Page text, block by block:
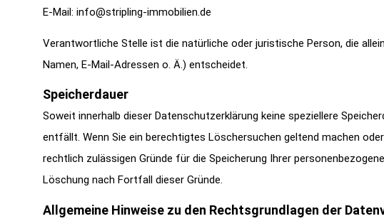
E-Mail: info@stripling-immobilien.de
Verantwortliche Stelle ist die natürliche oder juristische Person, die
Namen, E-Mail-Adressen o. Ä.) entscheidet.
Speicherdauer
Soweit innerhalb dieser Datenschutzerklärung keine speziellere
entfällt. Wenn Sie ein berechtigtes Löschersuchen geltend machen
rechtlich zulässigen Gründe für die Speicherung Ihrer
Löschung nach Fortfall dieser Gründe.
Allgemeine Hinweise zu den Rechtsgrundlagen der